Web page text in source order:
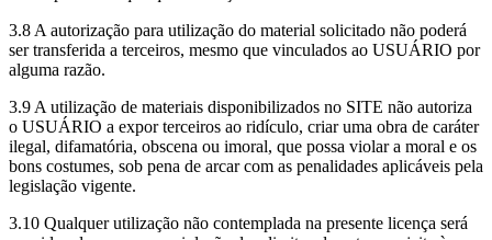
3.8 A autorização para utilização do material solicitado não poderá
ser transferida a terceiros, mesmo que vinculados ao USUÁRIO por
alguma razão.
3.9 A utilização de materiais disponibilizados no SITE não autoriza
o USUÁRIO a expor terceiros ao ridículo, criar uma obra de caráter
ilegal, difamatória, obscena ou imoral, que possa violar a moral e os
bons costumes, sob pena de arcar com as penalidades aplicáveis pela
legislação vigente.
3.10 Qualquer utilização não contemplada na presente licença será